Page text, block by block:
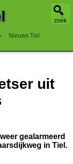
zoek
Nieuws Tiel
uit
gealarmeerd
in Tiel.